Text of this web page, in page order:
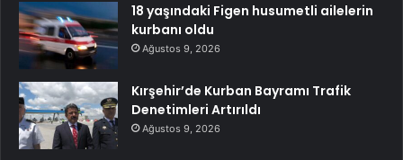
18 yaşındaki Figen husumetli ailelerin
kurbanı oldu
Ağustos 9, 2026
Kırşehir’de Kurban Bayramı Trafik
Denetimleri Artırıldı
Ağustos 9, 2026